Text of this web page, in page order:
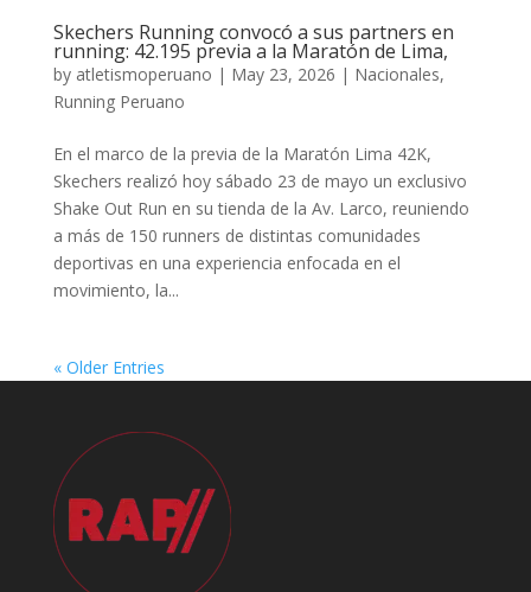
Skechers Running convocó a sus partners en
running: 42.195 previa a la Maratón de Lima,
by atletismoperuano | May 23, 2026 | Nacionales,
Running Peruano
En el marco de la previa de la Maratón Lima 42K,
Skechers realizó hoy sábado 23 de mayo un exclusivo
Shake Out Run en su tienda de la Av. Larco, reuniendo
a más de 150 runners de distintas comunidades
deportivas en una experiencia enfocada en el
movimiento, la...
« Older Entries